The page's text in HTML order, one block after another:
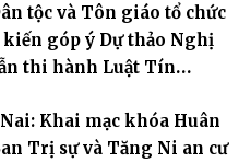
chùa Quốc Ân Khải Tường.
tộc và Tôn giáo tổ chức
góp ý Dự thảo Nghị
thi hành Luật Tín
Khai mạc khóa Huân
Trị sự và Tăng Ni an cư